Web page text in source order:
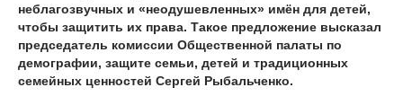
неблагозвучных и «неодушевленных» имён для детей,
чтобы защитить их права. Такое предложение высказал
председатель комиссии Общественной палаты по
демографии, защите семьи, детей и традиционных
семейных ценностей Сергей Рыбальченко.